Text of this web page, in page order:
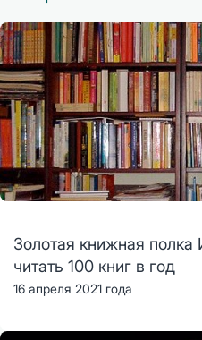
Золотая книжная
читать 100 книг в год
16 апреля 2021 года